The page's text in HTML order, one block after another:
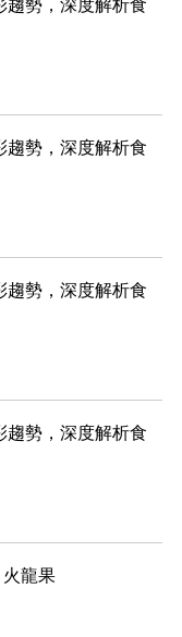
趨勢，深度解析食
趨勢，深度解析食
趨勢，深度解析食
趨勢，深度解析食
龍果